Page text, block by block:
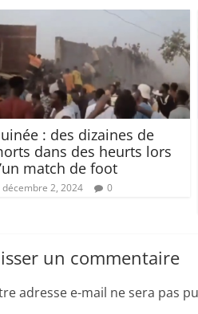
: des dizaines de
dans des heurts lors
match de foot
décembre 2, 2024 0
un commentaire
adresse e-mail ne sera pas